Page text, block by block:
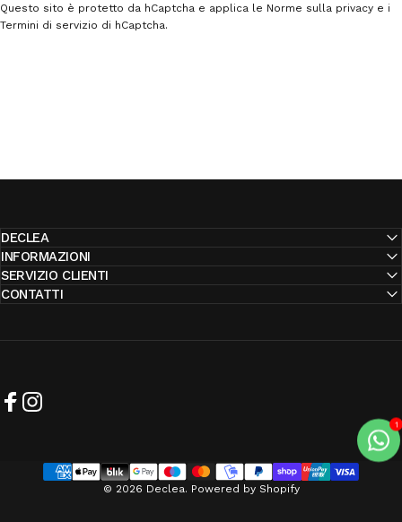
Questo sito è protetto da hCaptcha e applica le Norme sulla privacy e i
Termini di servizio di hCaptcha.
DECLEA
INFORMAZIONI
SERVIZIO CLIENTI
CONTATTI
© 2026 Declea. Powered by Shopify